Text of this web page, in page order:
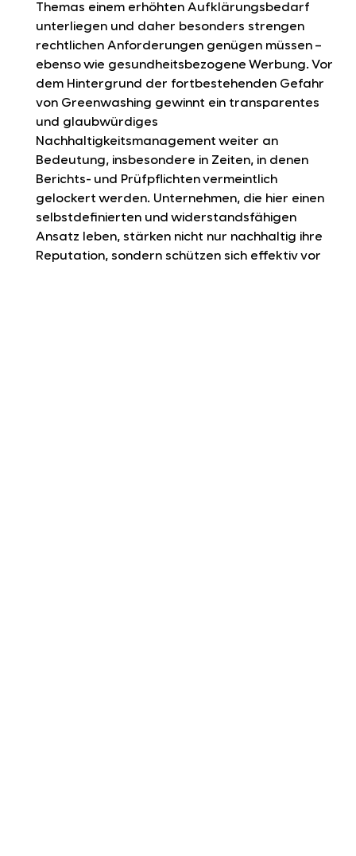
Themas einem erhöhten Aufklärungsbedarf
unterliegen und daher besonders strengen
rechtlichen Anforderungen genügen müssen –
ebenso wie gesundheitsbezogene Werbung. Vor
dem Hintergrund der fortbestehenden Gefahr
von Greenwashing gewinnt ein transparentes
und glaubwürdiges
Nachhaltigkeitsmanagement weiter an
Bedeutung, insbesondere in Zeiten, in denen
Berichts- und Prüfpflichten vermeintlich
gelockert werden. Unternehmen, die hier einen
selbstdefinierten und widerstandsfähigen
Ansatz leben, stärken nicht nur nachhaltig ihre
Reputation, sondern schützen sich effektiv vor